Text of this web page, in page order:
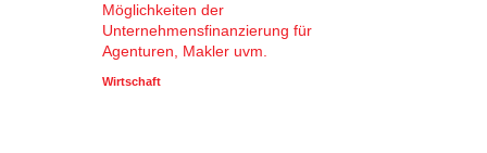
Möglichkeiten der
Unternehmensfinanzierung für
Agenturen, Makler uvm.
Wirtschaft